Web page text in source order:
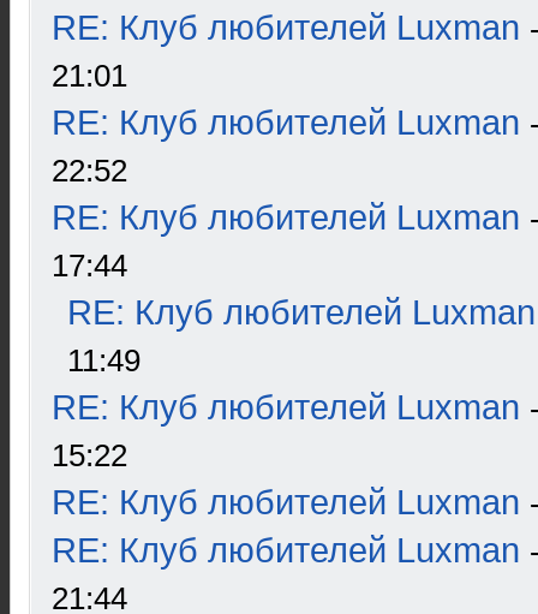
RE: Клуб любителей Luxman
21:01
RE: Клуб любителей Luxman
22:52
RE: Клуб любителей Luxman
17:44
RE: Клуб любителей Luxman
11:49
RE: Клуб любителей Luxman
15:22
RE: Клуб любителей Luxman
RE: Клуб любителей Luxman
21:44